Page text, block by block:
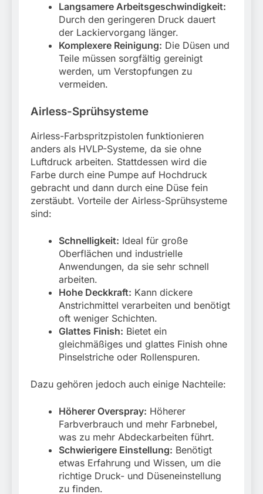
Langsamere Arbeitsgeschwindigkeit:
Durch den geringeren Druck dauert
der Lackiervorgang länger.
Komplexere Reinigung: Die Düsen und
Teile müssen sorgfältig gereinigt
werden, um Verstopfungen zu
vermeiden.
Airless-Sprühsysteme
Airless-Farbspritzpistolen funktionieren
anders als HVLP-Systeme, da sie ohne
Luftdruck arbeiten. Stattdessen wird die
Farbe durch eine Pumpe auf Hochdruck
gebracht und dann durch eine Düse fein
zerstäubt. Vorteile der Airless-Sprühsysteme
sind:
Schnelligkeit: Ideal für große
Oberflächen und industrielle
Anwendungen, da sie sehr schnell
arbeiten.
Hohe Deckkraft: Kann dickere
Anstrichmittel verarbeiten und benötigt
oft weniger Schichten.
Glattes Finish: Bietet ein
gleichmäßiges und glattes Finish ohne
Pinselstriche oder Rollenspuren.
Dazu gehören jedoch auch einige Nachteile:
Höherer Overspray: Höherer
Farbverbrauch und mehr Farbnebel,
was zu mehr Abdeckarbeiten führt.
Schwierigere Einstellung: Benötigt
etwas Erfahrung und Wissen, um die
richtige Druck- und Düseneinstellung
zu finden.